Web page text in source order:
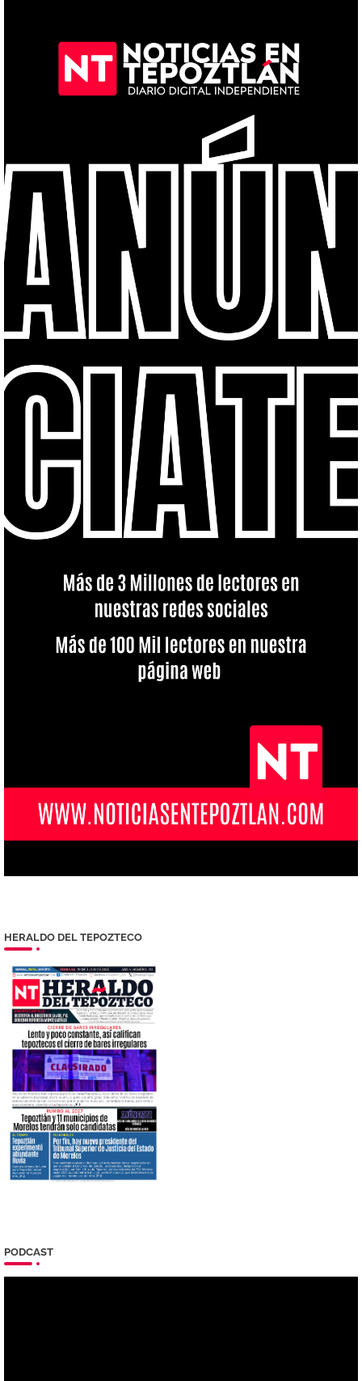
HERALDO DEL TEPOZTECO
PODCAST